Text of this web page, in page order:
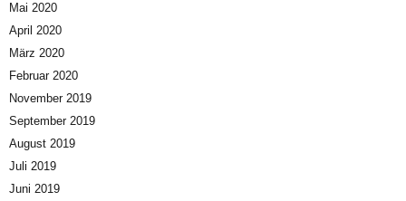
Mai 2020
April 2020
März 2020
Februar 2020
November 2019
September 2019
August 2019
Juli 2019
Juni 2019